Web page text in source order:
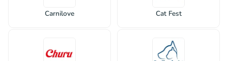
Carnilove Cat Fest